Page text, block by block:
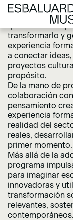
propuesta
Este programa
quieren formar
transformarlo y
experiencia
a conectar
proyectos
propósito.
De la mano de
colaboración con
pensamiento
experiencia
realidad del
reales,
primer momento.
Más allá de la
programa
para imaginar
innovadoras y
transformación
relevantes,
contemporáneos.